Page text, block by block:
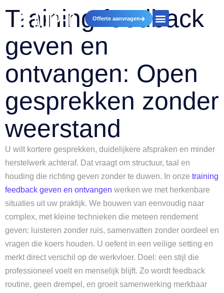
Offerte aanvragen
Training feedback
geven en
ontvangen: Open
gesprekken zonder
weerstand
U wilt kortere gesprekken, duidelijkere afspraken en minder
herstelwerk achteraf. Dat vraagt om structuur, taal en
houding die richting geven zonder te duwen. In onze training
feedback geven en ontvangen werken we met herkenbare
situaties uit uw praktijk. We bouwen van eenvoudig naar
complex, met kleine technieken die meteen rendement
geven: luisteren zonder ruis, samenvatten zonder oordeel en
vragen die koers houden. U oefent in een veilige setting en
merkt direct verschil op de werkvloer. Doel: een stijl die
professioneel voelt en menselijk blijft. Zo wordt feedback
routine, geen drempel, en groeit samenwerking merkbaar